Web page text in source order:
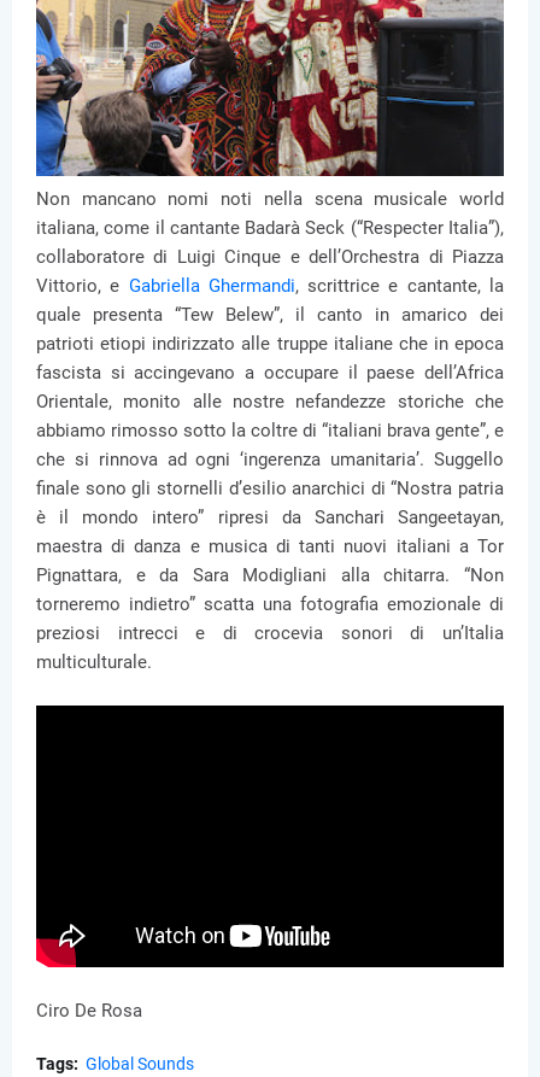
Non mancano nomi noti nella scena musicale world
italiana, come il cantante Badarà Seck (“Respecter Italia”),
collaboratore di Luigi Cinque e dell’Orchestra di Piazza
Vittorio, e Gabriella Ghermandi, scrittrice e cantante, la
quale presenta “Tew Belew”, il canto in amarico dei
patrioti etiopi indirizzato alle truppe italiane che in epoca
fascista si accingevano a occupare il paese dell’Africa
Orientale, monito alle nostre nefandezze storiche che
abbiamo rimosso sotto la coltre di “italiani brava gente”, e
che si rinnova ad ogni ‘ingerenza umanitaria’. Suggello
finale sono gli stornelli d’esilio anarchici di “Nostra patria
è il mondo intero” ripresi da Sanchari Sangeetayan,
maestra di danza e musica di tanti nuovi italiani a Tor
Pignattara, e da Sara Modigliani alla chitarra. “Non
torneremo indietro” scatta una fotografia emozionale di
preziosi intrecci e di crocevia sonori di un’Italia
multiculturale.
Ciro De Rosa
Tags: Global Sounds